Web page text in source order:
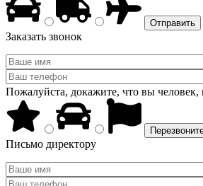
Заказать звонок
Пожалуйста, докажите, что вы человек,
Письмо директору